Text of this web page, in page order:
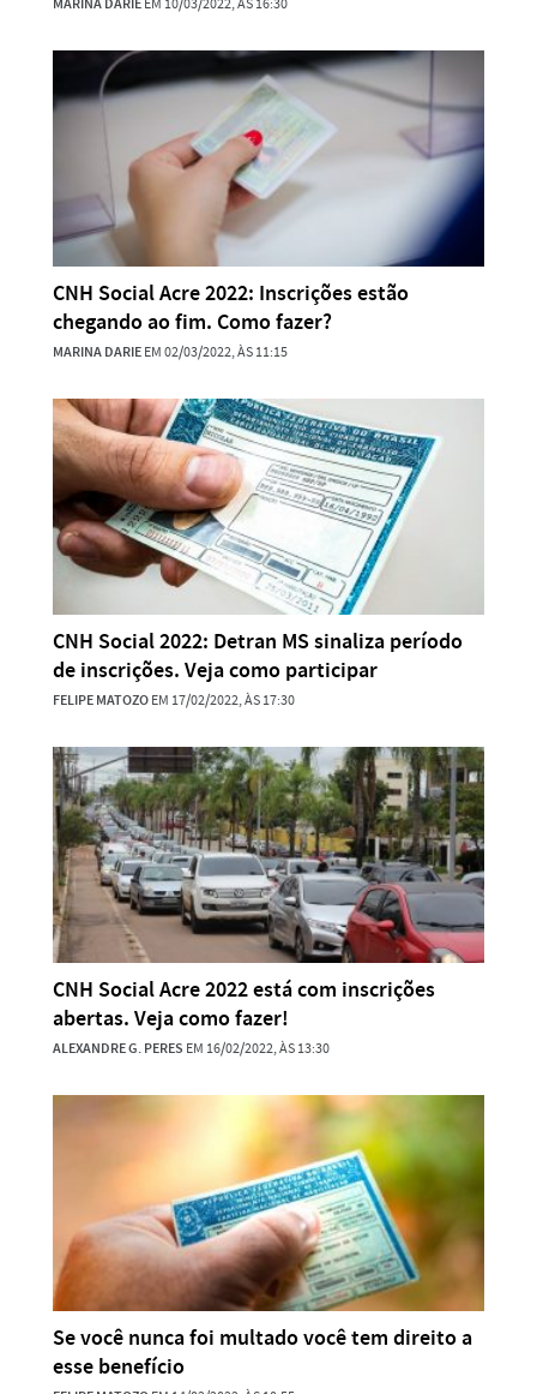
CNH Social Acre 2022: Inscrições estão
chegando ao fim. Como fazer?
MARINA DARIEEM 02/03/2022, ÀS 11:15
CNH Social 2022: Detran MS sinaliza período
de inscrições. Veja como participar
FELIPE MATOZOEM 17/02/2022, ÀS 17:30
CNH Social Acre 2022 está com inscrições
abertas. Veja como fazer!
ALEXANDRE G. PERES EM 16/02/2022, ÀS 13:30
Se você nunca foi multado você tem direito a
esse benefício